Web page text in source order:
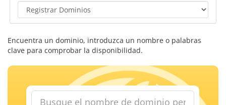
Encuentra un dominio, introduzca un nombre o palabras
clave para comprobar la disponibilidad.